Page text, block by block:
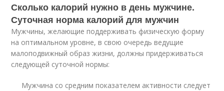
Сколько калорий нужно в день мужчине.
Суточная норма калорий для мужчин
Мужчины, желающие поддерживать физическую форму
на оптимальном уровне, в свою очередь ведущие
малоподвижный образ жизни, должны придерживаться
следующей суточной нормы:
Мужчина со средним показателем активности следует